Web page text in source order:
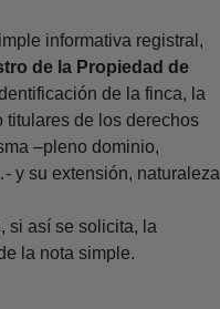
informativa registral,
de la Propiedad de
de la finca, la
titulares de los derechos
–pleno dominio,
y su extensión, naturaleza
si así se solicita, la
la nota simple.